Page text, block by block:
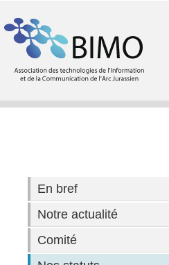
En bref
Notre actualité
Comité